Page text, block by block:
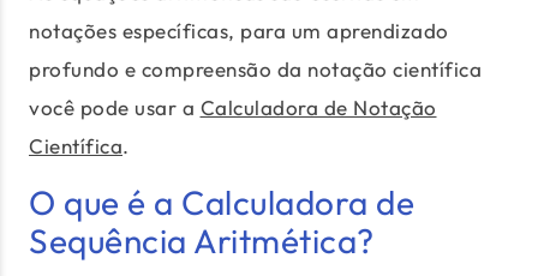
notações específicas, para um aprendizado
profundo e compreensão da notação científica
você pode usar a Calculadora de Notação
Científica.
O que é a Calculadora de
Sequência Aritmética?